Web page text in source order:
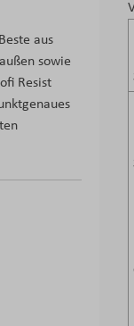
aus
sowie
Resist